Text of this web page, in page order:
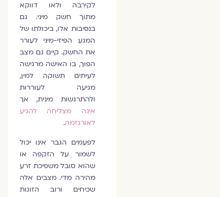
לקירבה ולאו דווקא
מתוך חשק מיני. גם
בנסיבות אלו, ביכולתו של
המגע הפיזי-מיני לעורר
את החשק. קיים גם מצב
הפוך, בו האישה מרגישה
לעיתים תשוקה למין,
מגיעה לעוררות
ולהתרגשות מינית, אך
אינה מצליחה להגיע
לאורגזמה.
לפעמים הגבר אינו יכול
לשמור על הזקפה או
שהוא סובל משפיכת זרע
מהירה מדי. מצבים אלה
שכיחים ורוב הזוגות